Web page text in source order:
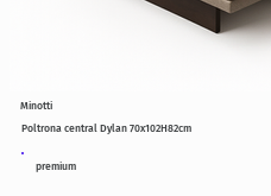
premium
Poltrona central Dylan 70x102H82cm
Minotti